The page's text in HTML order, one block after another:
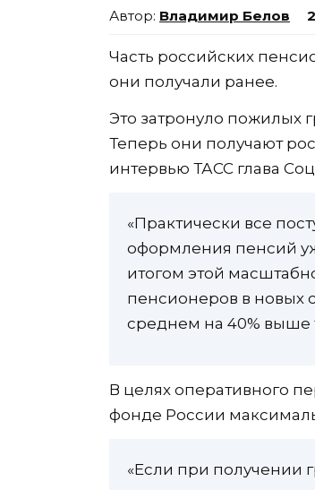
Владимир Белов
Часть российских
они получали ранее.
Это затронуло пожилых
Теперь они получают
интервью ТАСС глава
«Практически все
оформления пенсий
итогом этой
пенсионеров в новых
среднем на 40% выше
В целях оперативного
фонде России
«Если при получении